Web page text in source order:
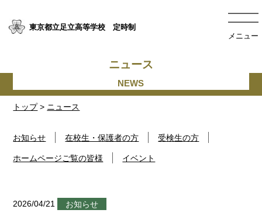
東京都立足立高等学校 定時制
メニュー
トップ> ニュース
ニュース
お知らせ 在校生・保護者の方 受検生の方
ホームページご覧の皆様 イベント
2026/04/21 お知らせ